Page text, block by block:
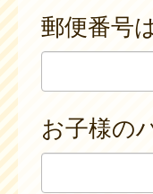
郵便番号
お子様の